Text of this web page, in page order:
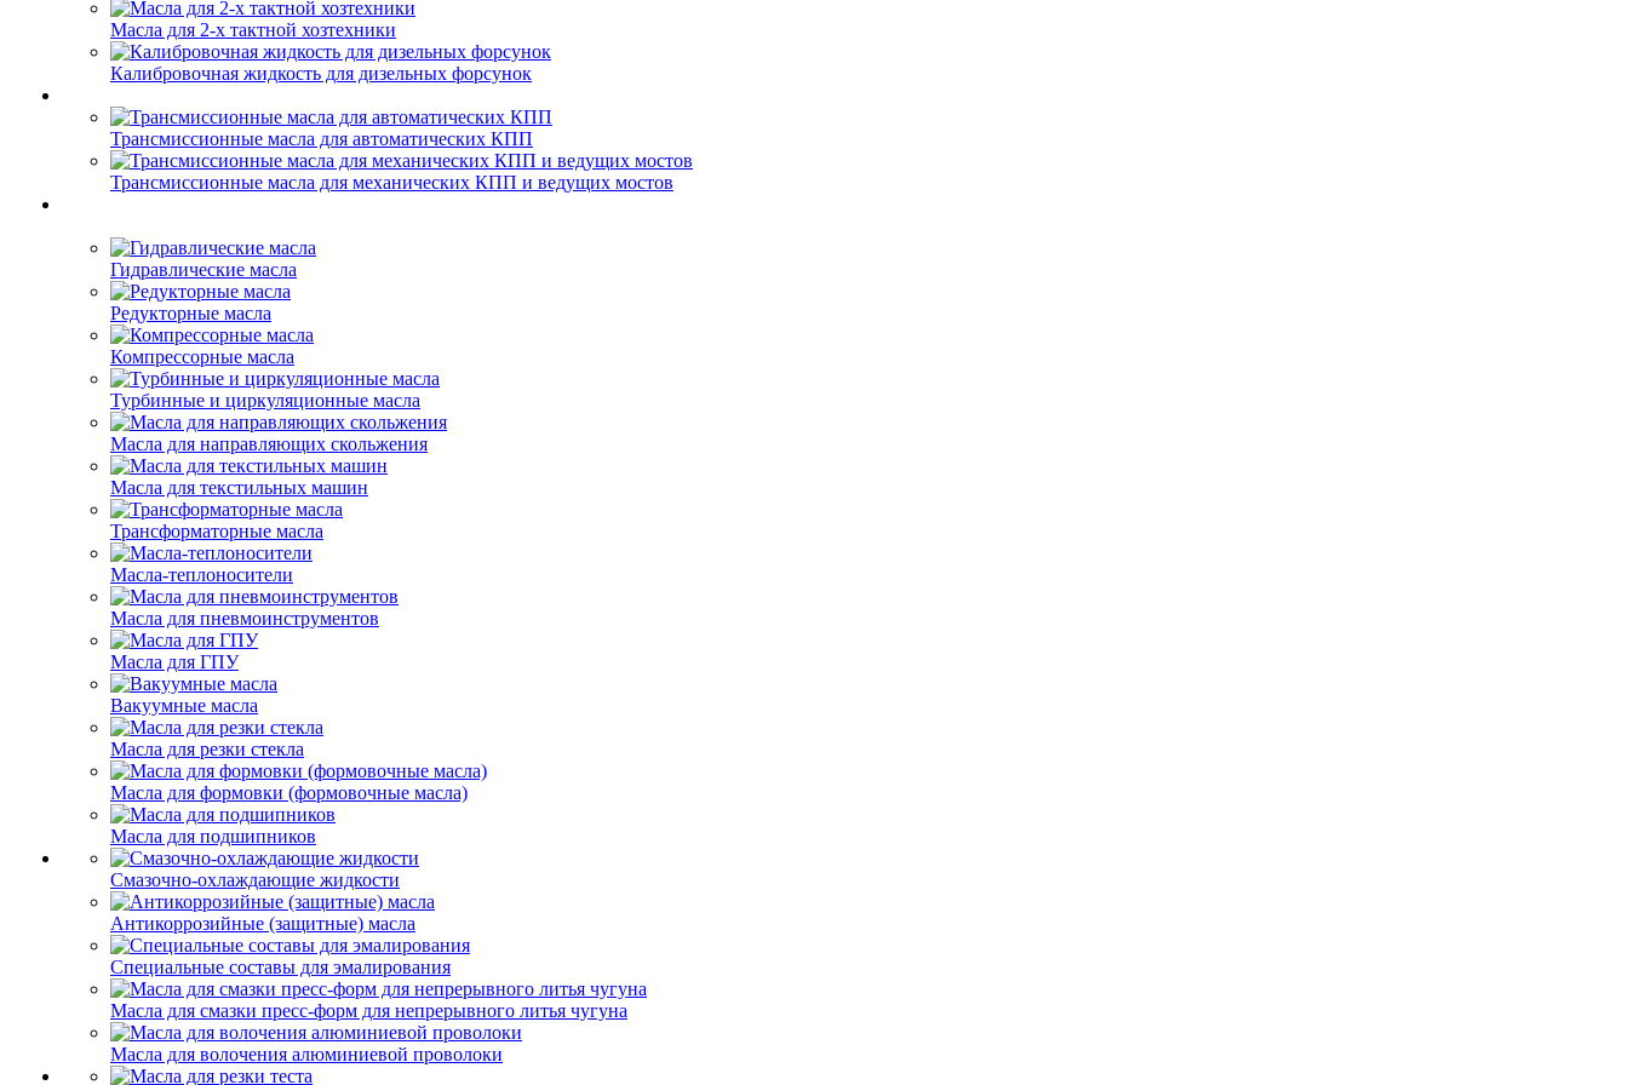
Масла для 2-х тактной хозтехники
Калибровочная жидкость для дизельных форсунок
Трансмиссионные масла для автоматических КПП
Трансмиссионные масла для механических КПП и ведущих мостов
Гидравлические масла
Редукторные масла
Компрессорные масла
Турбинные и циркуляционные масла
Масла для направляющих скольжения
Масла для текстильных машин
Трансформаторные масла
Масла-теплоносители
Масла для пневмоинструментов
Масла для ГПУ
Вакуумные масла
Масла для резки стекла
Масла для формовки (формовочные масла)
Масла для подшипников
Смазочно-охлаждающие жидкости
Антикоррозийные (защитные) масла
Специальные составы для эмалирования
Масла для смазки пресс-форм для непрерывного литья чугуна
Масла для волочения алюминиевой проволоки